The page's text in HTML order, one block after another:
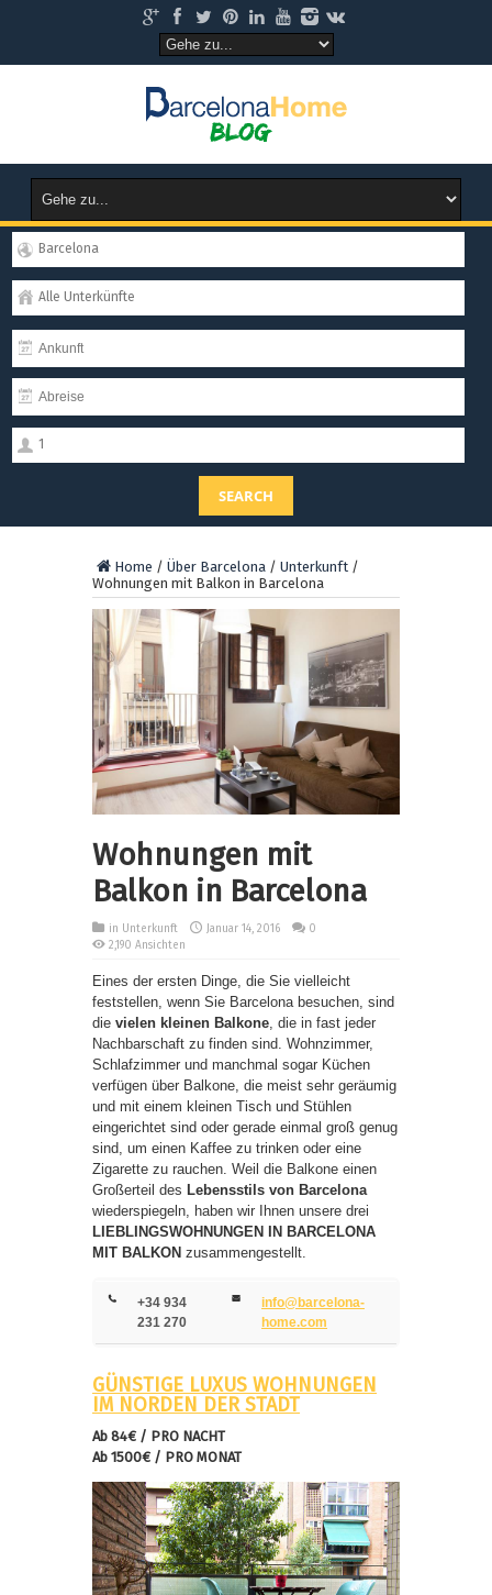
Barcelona
Alle Unterkünfte
1
SEARCH
Home / Über Barcelona / Unterkunft /
Wohnungen mit Balkon in Barcelona
Wohnungen mit
Balkon in Barcelona
in Unterkunft Januar 14, 2016
0
2,190 Ansichten
Eines der ersten Dinge, die Sie vielleicht
feststellen, wenn Sie Barcelona besuchen, sind
die vielen kleinen Balkone , die in fast jeder
Nachbarschaft zu finden sind. Wohnzimmer,
Schlafzimmer und manchmal sogar Küchen
verfügen über Balkone, die meist sehr geräumig
und mit einem kleinen Tisch und Stühlen
eingerichtet sind oder gerade einmal groß genug
sind, um einen Kaffee zu trinken oder eine
Zigarette zu rauchen. Weil die Balkone einen
Großerteil des Lebensstils von Barcelona
wiederspiegeln, haben wir Ihnen unsere drei
LIEBLINGSWOHNUNGEN IN BARCELONA
MIT BALKON zusammengestellt.
+34 934
231 270
info@barcelona-
home.com
GÜNSTIGE LUXUS WOHNUNGEN
IM NORDEN DER STADT
Ab 84€ / PRO NACHT
Ab 1500€ / PRO MONAT